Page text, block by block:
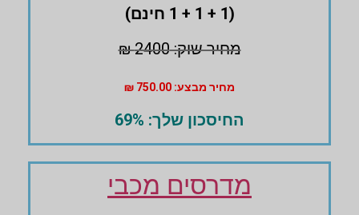
(1 + 1 + 1 חינם)
מחיר שוק: 2400 ₪
מחיר מבצע: 750.00 ₪
החיסכון שלך: 69%
מדרסים מכבי